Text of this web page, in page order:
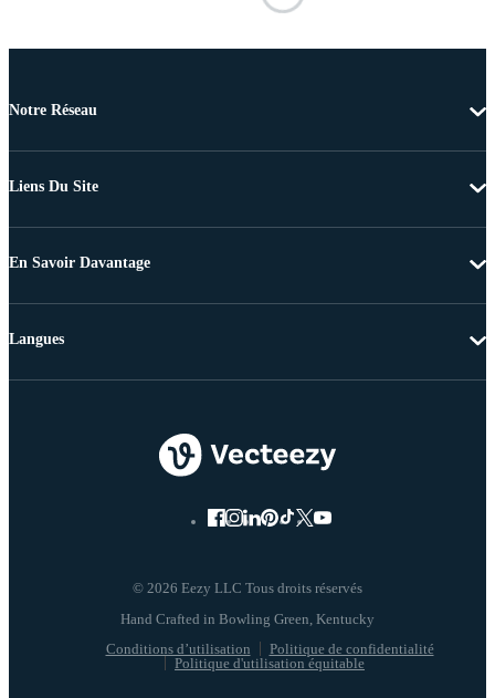
Notre Réseau
Liens Du Site
En Savoir Davantage
© 2026 Eezy LLC Tous droits réservés
Conditions d’utilisation
Politique de confidentialité
Politique d'utilisation équitable
Langues